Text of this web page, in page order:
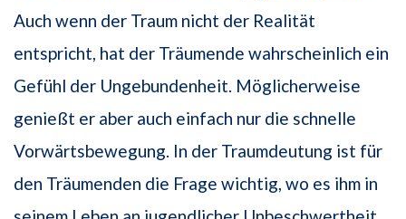
Auch wenn der Traum nicht der Realität
entspricht, hat der Träumende wahrscheinlich ein
Gefühl der Ungebundenheit. Möglicherweise
genießt er aber auch einfach nur die schnelle
Vorwärtsbewegung. In der Traumdeutung ist für
den Träumenden die Frage wichtig, wo es ihm in